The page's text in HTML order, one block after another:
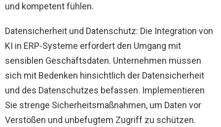
und kompetent fühlen.
Datensicherheit und Datenschutz: Die Integration von
KI in ERP-Systeme erfordert den Umgang mit
sensiblen Geschäftsdaten. Unternehmen müssen
sich mit Bedenken hinsichtlich der Datensicherheit
und des Datenschutzes befassen. Implementieren
Sie strenge Sicherheitsmaßnahmen, um Daten vor
Verstößen und unbefugtem Zugriff zu schützen.